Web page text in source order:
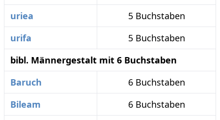
uriea
5 Buchstaben
urifa
5 Buchstaben
bibl. Männergestalt mit 6 Buchstaben
Baruch
6 Buchstaben
Bileam
6 Buchstaben